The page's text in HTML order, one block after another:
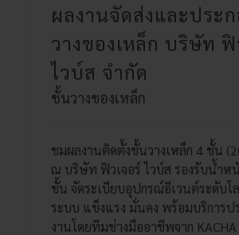
ผลงานจัดส่งและประ
วางของเหล็ก บริษัท ฟิ
ไวบ์ส จํากัด
ชั้นวางของเหล็ก
ชมผลงานติดตั้งชั้นวางเหล็ก 4 ชั้น
ณ บริษัท ฟิวเจอร์ ไวบ์ส รองรับน้ำห
ชั้น จัดระเบียบอุปกรณ์อีเวนต์ระดับโ
ระบบ แข็งแรง มั่นคง พร้อมบริการป
งานโดยทีมช่างมืออาชีพจาก KACHA